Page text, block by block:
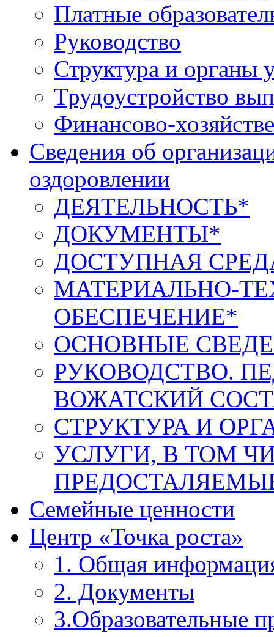
Платные
Руководство
Структура и органы
Трудоустройство
Финансово-
Сведения об
оздоровлении
ДЕЯТЕЛЬНОСТЬ*
ДОКУМЕНТЫ*
ДОСТУПНАЯ
МАТЕРИАЛЬНО-
ОБЕСПЕЧЕНИЕ*
ОСНОВНЫЕ
РУКОВОДСТВО.
ВОЖАТСКИЙ
СТРУКТУРА И
УСЛУГИ, В ТОМ
Семейные ценности
Центр «Точка роста»
1. Общая
2. Документы
3.Образовательные